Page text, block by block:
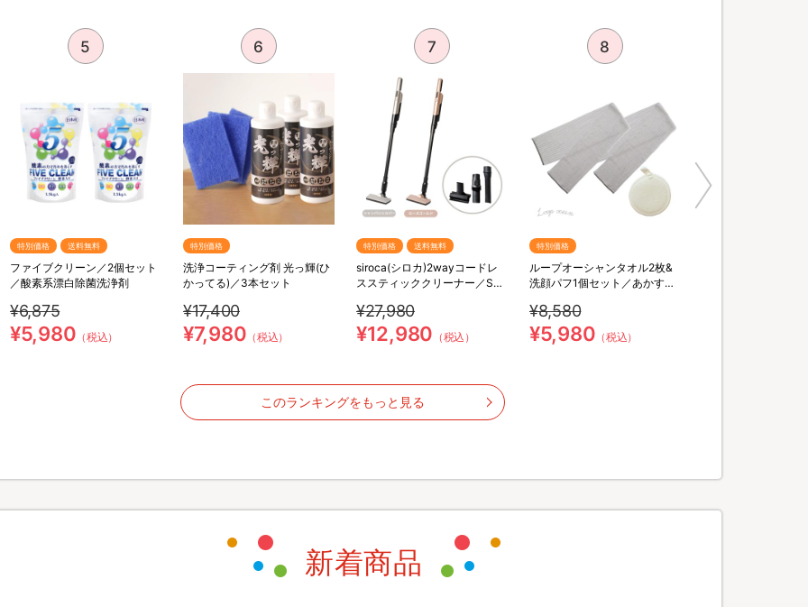
5
特別価格 送料無料
ファイブクリーン／2個セット
／酸素系漂白除菌洗浄剤
¥6,875
¥5,980 （税込）
6
特別価格
洗浄コーティング剤 光っ輝(ひ
かってる)／3本セット
¥17,400
¥7,980 （税込）
7
特別価格 送料無料
siroca(シロカ)2wayコードレ
ススティッククリーナー／SV-
¥27,980
¥12,980 （税込）
8
特別価格
ループオーシャンタオル2枚&
洗顔パフ1個セット／あかすり
¥8,580
¥5,980 （税込）
このランキングをもっと見る
新着商品